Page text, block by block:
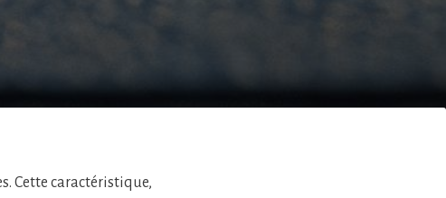
Cette caractéristique,